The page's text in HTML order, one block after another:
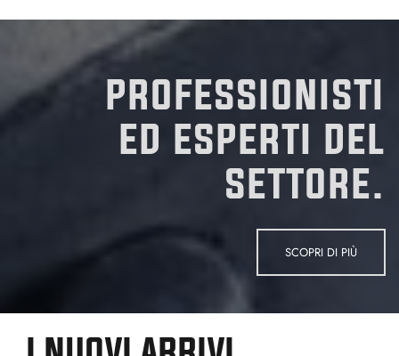
PROFESSIONISTI
ED ESPERTI DEL
SETTORE.
SCOPRI DI PIÙ